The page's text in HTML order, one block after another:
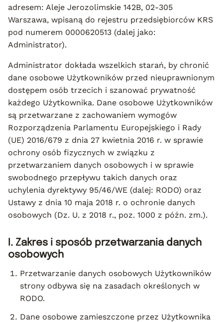
adresem: Aleje Jerozolimskie 142B, 02-305
Warszawa, wpisaną do rejestru przedsiębiorców KRS
pod numerem 0000620513 (dalej jako:
Administrator).
Administrator dokłada wszelkich starań, by chronić
dane osobowe Użytkowników przed nieuprawnionym
dostępem osób trzecich i szanować prywatność
każdego Użytkownika. Dane osobowe Użytkowników
są przetwarzane z zachowaniem wymogów
Rozporządzenia Parlamentu Europejskiego i Rady
(UE) 2016/679 z dnia 27 kwietnia 2016 r. w sprawie
ochrony osób fizycznych w związku z
przetwarzaniem danych osobowych i w sprawie
swobodnego przepływu takich danych oraz
uchylenia dyrektywy 95/46/WE (dalej: RODO) oraz
Ustawy z dnia 10 maja 2018 r. o ochronie danych
osobowych (Dz. U. z 2018 r., poz. 1000 z późn. zm.).
I. Zakres i sposób przetwarzania danych
osobowych
Przetwarzanie danych osobowych Użytkowników
strony odbywa się na zasadach określonych w
RODO.
Dane osobowe zamieszczone przez Użytkownika